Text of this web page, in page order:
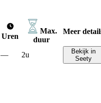
Uren
Max.
duur
Meer
— 2u
Bekijk in
Seety